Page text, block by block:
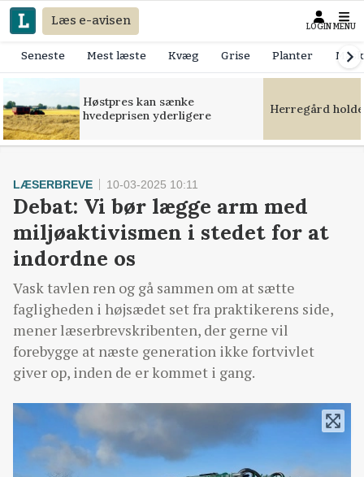
Læs e-avisen LOGIN MENU
Seneste Mest læste Kvæg Grise Planter
Høstpres kan sænke
hvedeprisen yderligere
Herregård
LÆSERBREVE 10-03-2025 10:11
Debat: Vi bør lægge arm med
miljøaktivismen i stedet for at
indordne os
Vask tavlen ren og gå sammen om at sætte
fagligheden i højsædet set fra praktikerens side,
mener læserbrevskribenten, der gerne vil
forebygge at næste generation ikke fortvivlet
giver op, inden de er kommet i gang.